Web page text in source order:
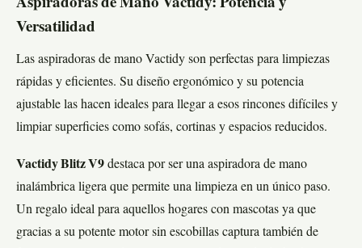
Aspiradoras de Mano Vactidy: Potencia y
Versatilidad
Las aspiradoras de mano Vactidy son perfectas para limpiezas
rápidas y eficientes. Su diseño ergonómico y su potencia
ajustable las hacen ideales para llegar a esos rincones difíciles y
limpiar superficies como sofás, cortinas y espacios reducidos.
Vactidy Blitz V9 destaca por ser una aspiradora de mano
inalámbrica ligera que permite una limpieza en un único paso.
Un regalo ideal para aquellos hogares con mascotas ya que
gracias a su potente motor sin escobillas captura también de